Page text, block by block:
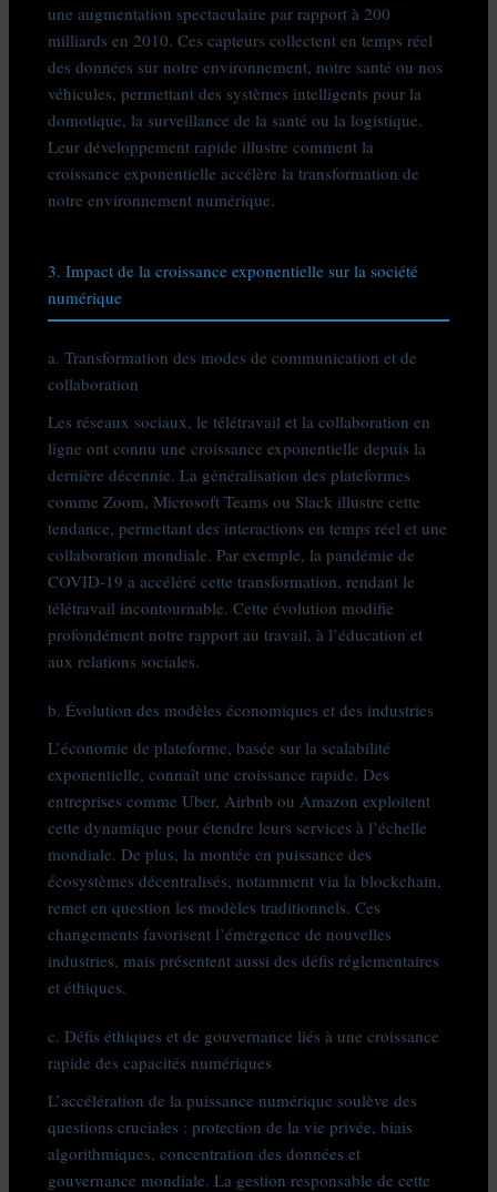
une augmentation spectaculaire par rapport à 200
milliards en 2010. Ces capteurs collectent en temps réel
des données sur notre environnement, notre santé ou nos
véhicules, permettant des systèmes intelligents pour la
domotique, la surveillance de la santé ou la logistique.
Leur développement rapide illustre comment la
croissance exponentielle accélère la transformation de
notre environnement numérique.
3. Impact de la croissance exponentielle sur la société
numérique
a. Transformation des modes de communication et de
collaboration
Les réseaux sociaux, le télétravail et la collaboration en
ligne ont connu une croissance exponentielle depuis la
dernière décennie. La généralisation des plateformes
comme Zoom, Microsoft Teams ou Slack illustre cette
tendance, permettant des interactions en temps réel et une
collaboration mondiale. Par exemple, la pandémie de
COVID-19 a accéléré cette transformation, rendant le
télétravail incontournable. Cette évolution modifie
profondément notre rapport au travail, à l’éducation et
aux relations sociales.
b. Évolution des modèles économiques et des industries
L’économie de plateforme, basée sur la scalabilité
exponentielle, connaît une croissance rapide. Des
entreprises comme Uber, Airbnb ou Amazon exploitent
cette dynamique pour étendre leurs services à l’échelle
mondiale. De plus, la montée en puissance des
écosystèmes décentralisés, notamment via la blockchain,
remet en question les modèles traditionnels. Ces
changements favorisent l’émergence de nouvelles
industries, mais présentent aussi des défis réglementaires
et éthiques.
c. Défis éthiques et de gouvernance liés à une croissance
rapide des capacités numériques
L’accélération de la puissance numérique soulève des
questions cruciales : protection de la vie privée, biais
algorithmiques, concentration des données et
gouvernance mondiale. La gestion responsable de cette